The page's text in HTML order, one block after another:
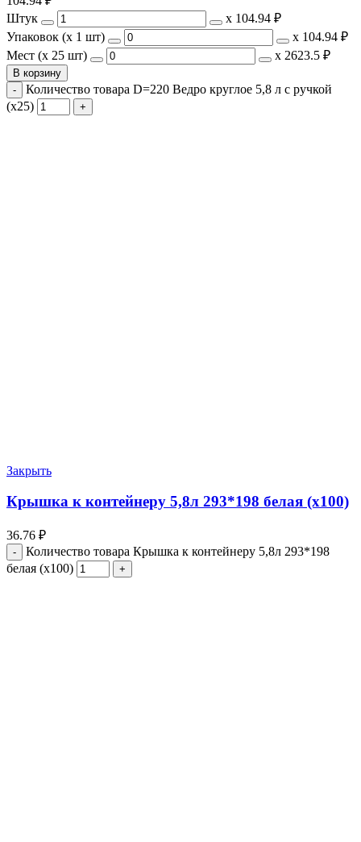
Штук
х 104.94 ₽
Упаковок (x 1 шт)
х 104.94 ₽
Мест (x 25 шт)
х 2623.5 ₽
В корзину
Количество товара D=220 Ведро круглое 5,8 л с ручкой
(х25)
Закрыть
Крышка к контейнеру 5,8л 293*198 белая (х100)
36.76 ₽
Количество товара Крышка к контейнеру 5,8л 293*198
белая (х100)